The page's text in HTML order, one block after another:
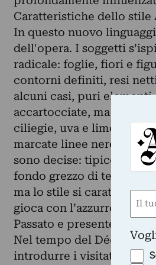
Caratteristiche dello stile
In questo nuovo
dell'opera. I soggetti
radicale: foglie, fiori e
contorni definiti, resi
alcuni casi, puri
accartocciate, ma
ciliegie, uva e limoni,
marcate linee nere, con
sono decise: tipico il
fondo grezzo di
ma lo stile si caratterizza
gioca con l’azzurro, il
Passato e presente in
Nel tempo del Déco.
introdurre i visitatori nel
Nome